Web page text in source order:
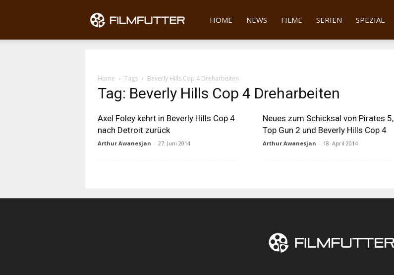
Filmfutter
HOME NEWS FILME SERIEN SPEZIAL
Home Tags Beverly Hills Cop 4 Dreharbeiten
Tag: Beverly Hills Cop 4 Dreharbeiten
Axel Foley kehrt in Beverly Hills Cop 4
nach Detroit zurück
Arthur Awanesjan - 27. Juni 2014
Neues zum Schicksal von Pirates 5,
Top Gun 2 und Beverly Hills Cop 4
Arthur Awanesjan - 18. April 2014